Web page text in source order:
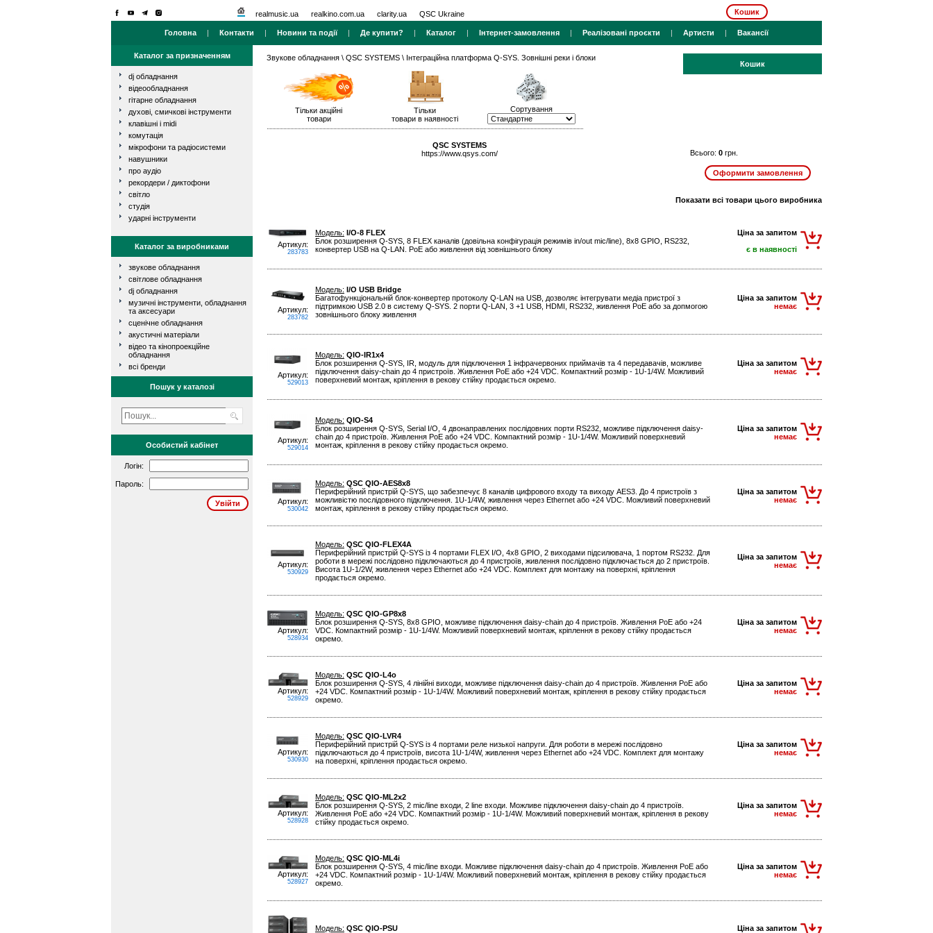
realmusic.ua realkino.com.ua clarity.ua QSC Ukraine Кошик
Головна | Контакти | Новини та події| Де купити? | Каталог | Інтернет-замовлення | Реалізовані проєкти | Артисти | Вакансії
Каталог за призначенням
dj обладнання
відеообладнання
гітарне обладнання
духові, смичкові інструменти
клавішні і midi
комутація
мікрофони та радіосистеми
навушники
про аудіо
рекордери / диктофони
світло
студія
ударні інструменти
Каталог за виробниками
звукове обладнання
світлове обладнання
dj обладнання
музичні інструменти, обладнання
та аксесуари
сценічне обладнання
акустичні матеріали
відео та кінопроекційне
обладнання
всі бренди
Пошук у каталозі
Особистий кабінет
Логін:
Пароль:
Звукове обладнання \ QSC SYSTEMS \ Інтеграційна платформа Q-SYS. Зовнішні реки і блоки
Тільки акційні
товари
Тільки
товари в наявності
Сортування
QSC SYSTEMS
https://www.qsys.com/
Кошик
Всього: 0 грн.
Показати всі товари цього виробника
Артикул:
283783
Модель: I/O-8 FLEX
Блок розширення Q-SYS, 8 FLEX каналів (довільна конфігурація режимів in/out mic/line), 8х8 GPIO, RS232,
конвертер USB на Q-LAN. PoE або живлення від зовнішнього блоку
Ціна за запитом
є в наявності
Артикул:
283782
Модель: I/O USB Bridge
Багатофункціональній блок-конвертер протоколу Q-LAN на USB, дозволяє інтегрувати медіа пристрої з
підтримкою USB 2.0 в систему Q-SYS. 2 порти Q-LAN, 3 +1 USB, HDMI, RS232, живлення PoE або за допмогою
зовнішнього блоку живлення
Ціна за запитом
немає
Артикул:
529013
Модель: QIO-IR1x4
Блок розширення Q-SYS, IR, модуль для підключення 1 інфрачервоних приймачів та 4 передавачів, можливе
підключення daisy-chain до 4 пристроїв. Живлення PoE або +24 VDC. Компактний розмір - 1U-1/4W. Можливий
поверхневий монтаж, кріплення в рекову стійку продається окремо.
Ціна за запитом
немає
Артикул:
529014
Модель: QIO-S4
Блок розширення Q-SYS, Serial I/O, 4 двонаправлених послідовних порти RS232, можливе підключення daisy-
chain до 4 пристроїв. Живлення PoE або +24 VDC. Компактний розмір - 1U-1/4W. Можливий поверхневий
монтаж, кріплення в рекову стійку продається окремо.
Ціна за запитом
немає
Артикул:
530042
Модель: QSC QIO-AES8x8
Периферійний пристрій Q-SYS, що забезпечує 8 каналів цифрового входу та виходу AES3. До 4 пристроїв з
можливістю послідовного підключення. 1U-1/4W, живлення через Ethernet або +24 VDC. Можливий поверхневий
монтаж, кріплення в рекову стійку продається окремо.
Ціна за запитом
немає
Артикул:
530929
Модель: QSC QIO-FLEX4A
Периферійний пристрій Q-SYS із 4 портами FLEX I/O, 4x8 GPIO, 2 виходами підсилювача, 1 портом RS232. Для
роботи в мережі послідовно підключаються до 4 пристроїв, живлення послідовно підключається до 2 пристроїв.
Висота 1U-1/2W, живлення через Ethernet або +24 VDC. Комплект для монтажу на поверхні, кріплення
продається окремо.
Ціна за запитом
немає
Артикул:
528934
Модель: QSC QIO-GP8x8
Блок розширення Q-SYS, 8х8 GPIO, можливе підключення daisy-chain до 4 пристроїв. Живлення PoE або +24
VDC. Компактний розмір - 1U-1/4W. Можливий поверхневий монтаж, кріплення в рекову стійку продається
окремо.
Ціна за запитом
немає
Артикул:
528929
Модель: QSC QIO-L4o
Блок розширення Q-SYS, 4 лінійні виходи, можливе підключення daisy-chain до 4 пристроїв. Живлення PoE або
+24 VDC. Компактний розмір - 1U-1/4W. Можливий поверхневий монтаж, кріплення в рекову стійку продається
окремо.
Ціна за запитом
немає
Артикул:
530930
Модель: QSC QIO-LVR4
Периферійний пристрій Q-SYS із 4 портами реле низької напруги. Для роботи в мережі послідовно
підключаються до 4 пристроїв, висота 1U-1/4W, живлення через Ethernet або +24 VDC. Комплект для монтажу
на поверхні, кріплення продається окремо.
Ціна за запитом
немає
Артикул:
528928
Модель: QSC QIO-ML2x2
Блок розширення Q-SYS, 2 mic/line входи, 2 line входи. Можливе підключення daisy-chain до 4 пристроїв.
Живлення PoE або +24 VDC. Компактний розмір - 1U-1/4W. Можливий поверхневий монтаж, кріплення в рекову
стійку продається окремо.
Ціна за запитом
немає
Артикул:
528927
Модель: QSC QIO-ML4i
Блок розширення Q-SYS, 4 mic/line входи. Можливе підключення daisy-chain до 4 пристроїв. Живлення PoE або
+24 VDC. Компактний розмір - 1U-1/4W. Можливий поверхневий монтаж, кріплення в рекову стійку продається
окремо.
Ціна за запитом
немає
Модель: QSC QIO-PSU
Ціна за запитом